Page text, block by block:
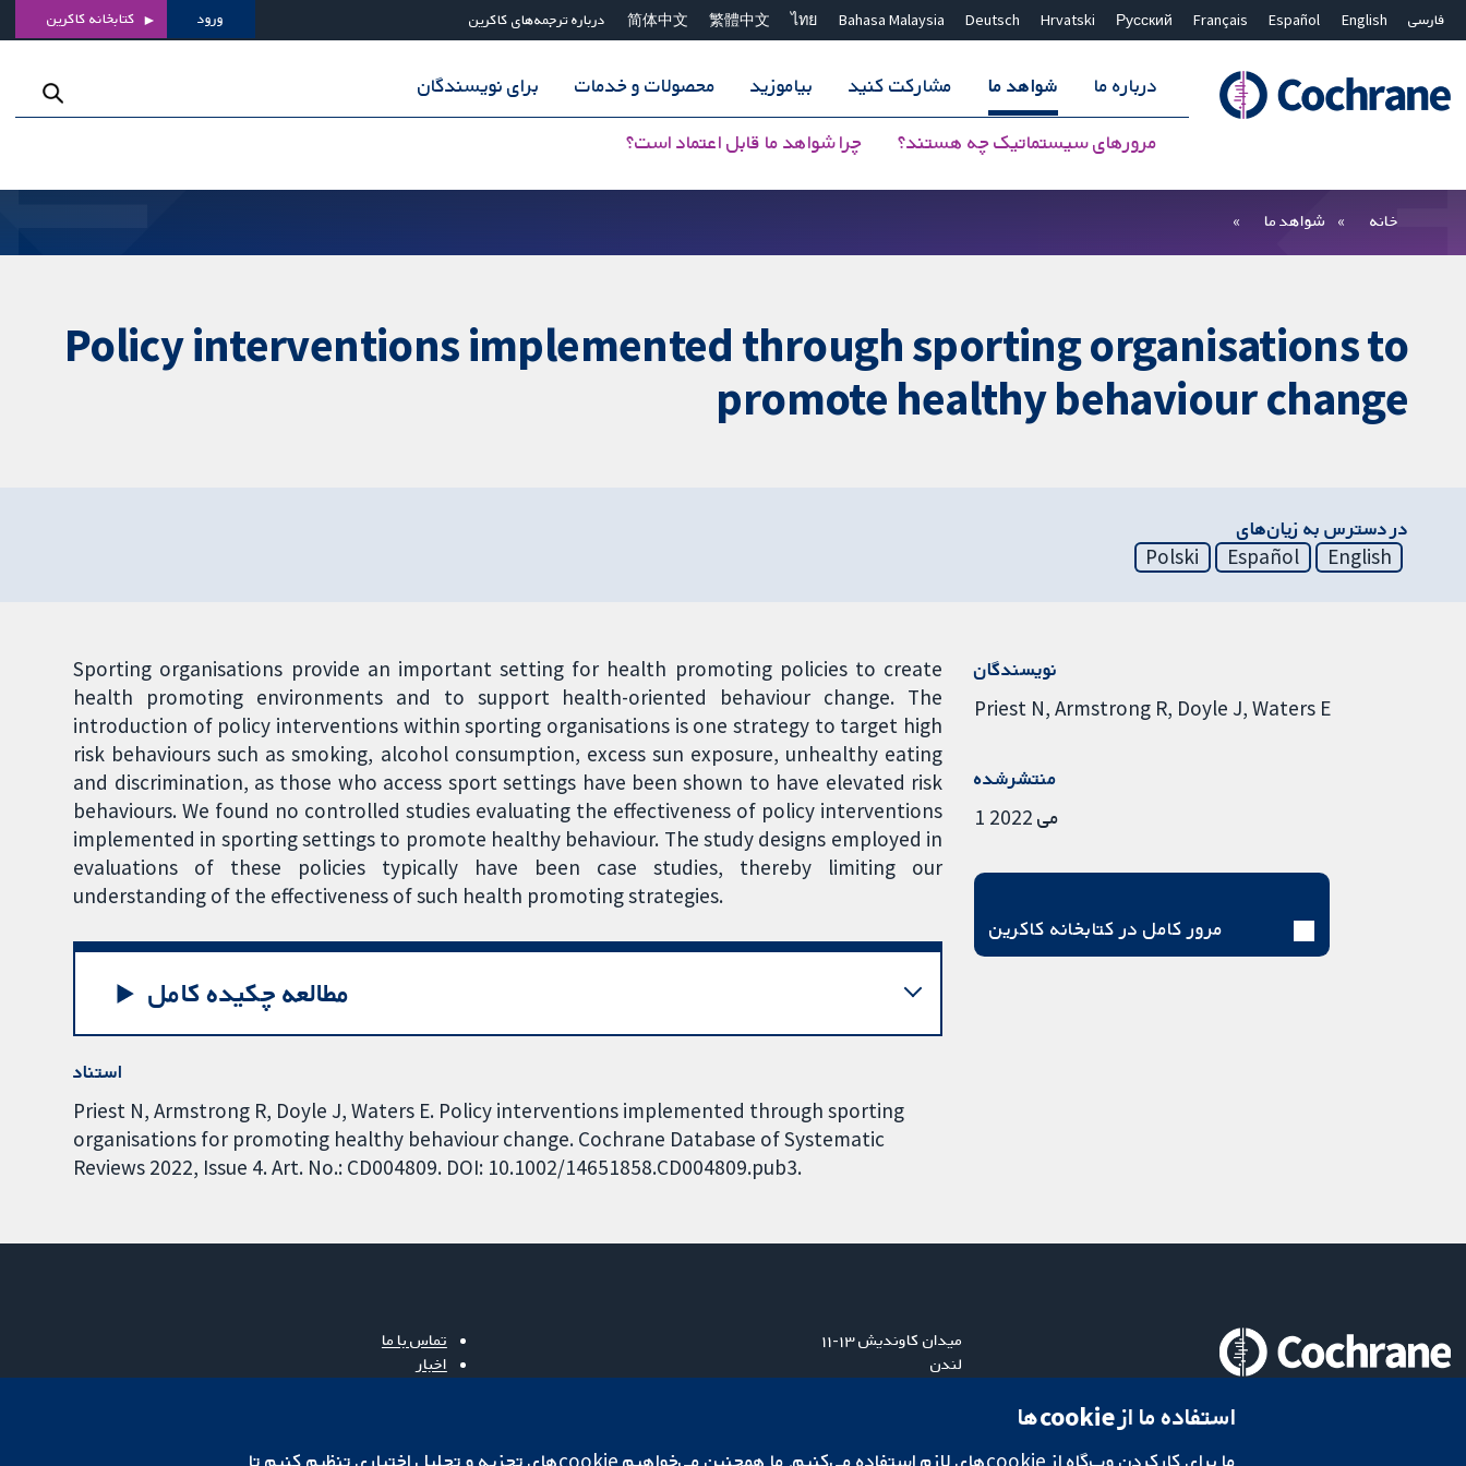
فارسی English
Español
Français
Русский
Hrvatski
Deutsch
Bahasa Malaysia
ไทย
繁體中文
简体中文 درباره ترجمه‌های کاکرین ورود کتابخانه کاکرین
درباره ما شواهد ما
مرورهای سیستماتیک چه هستند؟ چرا شواهد ما قابل اعتماد است؟
مشارکت کنید بیاموزید محصولات و خدمات برای نویسندگان
بستن جستجو ✖
خانه شواهد ما
Policy interventions implemented through sporting organisations to
promote healthy behaviour change
در دسترس به زیان‌های
English
Español
Polski
Sporting organisations provide an important setting for health promoting policies to create
health promoting environments and to support health-oriented behaviour change. The
introduction of policy interventions within sporting organisations is one strategy to target high
risk behaviours such as smoking, alcohol consumption, excess sun exposure, unhealthy eating
and discrimination, as those who access sport settings have been shown to have elevated risk
behaviours. We found no controlled studies evaluating the effectiveness of policy interventions
implemented in sporting settings to promote healthy behaviour. The study designs employed in
evaluations of these policies typically have been case studies, thereby limiting our
understanding of the effectiveness of such health promoting strategies.
مطالعه چکیده کامل
استناد
Priest N, Armstrong R, Doyle J, Waters E. Policy interventions implemented through sporting
organisations for promoting healthy behaviour change. Cochrane Database of Systematic
Reviews 2022, Issue 4. Art. No.: CD004809. DOI: 10.1002/14651858.CD004809.pub3.
نویسندگان
Priest N Armstrong R Doyle J Waters E
منتشرشده
1 می 2022
مرور کامل در کتابخانه کاکرین
میدان کاوندیش ۱۳-۱۱
لندن
تماس با ما
اخبار
Cochrane Library
استفاده ما از cookie‌ها
ما برای کارکردن وب‌گاه از cookie‌های لازم استفاده می‌کنیم. ما همچنین می‌خواهیم cookie‌های تجزیه و تحلیل اختیاری تنظیم کنیم تا